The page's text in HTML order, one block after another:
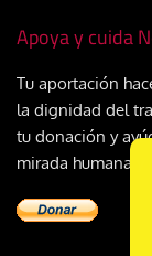
Apoya y cuida
Tu aportación
la dignidad del
tu donación y
mirada humana y